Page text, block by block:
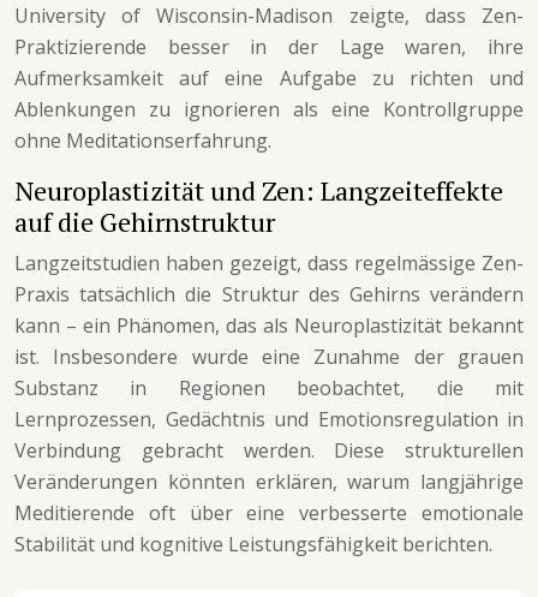
University of Wisconsin-Madison zeigte, dass Zen-
Praktizierende besser in der Lage waren, ihre
Aufmerksamkeit auf eine Aufgabe zu richten und
Ablenkungen zu ignorieren als eine Kontrollgruppe
ohne Meditationserfahrung.
Neuroplastizität und Zen: Langzeiteffekte
auf die Gehirnstruktur
Langzeitstudien haben gezeigt, dass regelmässige Zen-
Praxis tatsächlich die Struktur des Gehirns verändern
kann – ein Phänomen, das als Neuroplastizität bekannt
ist. Insbesondere wurde eine Zunahme der grauen
Substanz in Regionen beobachtet, die mit
Lernprozessen, Gedächtnis und Emotionsregulation in
Verbindung gebracht werden. Diese strukturellen
Veränderungen könnten erklären, warum langjährige
Meditierende oft über eine verbesserte emotionale
Stabilität und kognitive Leistungsfähigkeit berichten.